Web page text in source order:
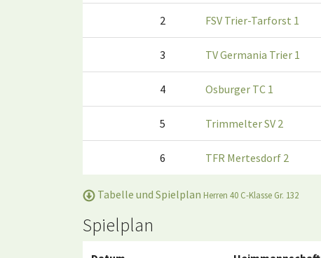
2 FSV Trier-Tarforst 1
3 TV Germania Trier 1
4 Osburger TC 1
5 Trimmelter SV 2
6 TFR Mertesdorf 2
Tabelle und Spielplan Herren 40 C-Klasse Gr. 132
Spielplan